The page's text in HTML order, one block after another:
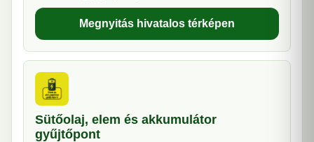
Megnyitás hivatalos térképen
Sütőolaj, elem és akkumulátor
gyűjtőpont